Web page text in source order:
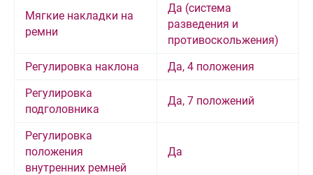
Мягкие накладки на
ремни
Да (система
разведения и
противоскольжения)
Регулировка наклона
Да, 4 положения
Регулировка
подголовника
Да, 7 положений
Регулировка
положения
внутренних ремней
Да